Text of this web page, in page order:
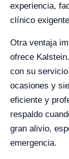
experiencia,
clínico
Otra ventaja
ofrece
con su
ocasiones y
eficiente y
respaldo
gran alivio,
emergencia.